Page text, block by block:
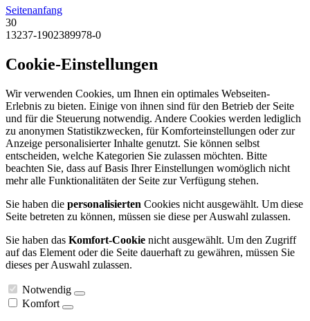
Seitenanfang
30
13237-1902389978-0
Cookie-Einstellungen
Wir verwenden Cookies, um Ihnen ein optimales Webseiten-
Erlebnis zu bieten. Einige von ihnen sind für den Betrieb der Seite
und für die Steuerung notwendig. Andere Cookies werden lediglich
zu anonymen Statistikzwecken, für Komforteinstellungen oder zur
Anzeige personalisierter Inhalte genutzt. Sie können selbst
entscheiden, welche Kategorien Sie zulassen möchten. Bitte
beachten Sie, dass auf Basis Ihrer Einstellungen womöglich nicht
mehr alle Funktionalitäten der Seite zur Verfügung stehen.
Sie haben die personalisierten Cookies nicht ausgewählt. Um diese
Seite betreten zu können, müssen sie diese per Auswahl zulassen.
Sie haben das Komfort-Cookie nicht ausgewählt. Um den Zugriff
auf das Element oder die Seite dauerhaft zu gewähren, müssen Sie
dieses per Auswahl zulassen.
Notwendig
Komfort